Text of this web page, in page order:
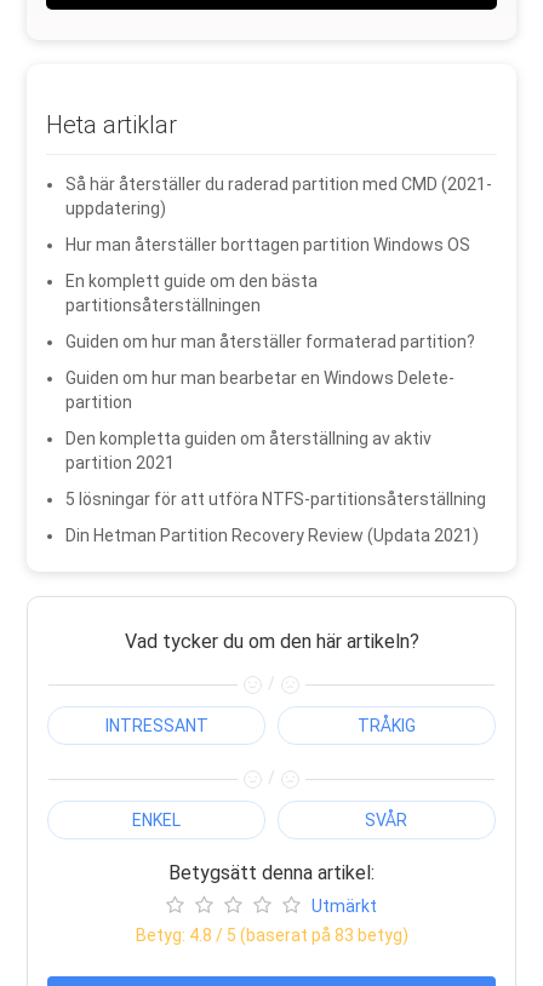
Heta artiklar
Så här återställer du raderad partition med CMD (2021-
uppdatering)
Hur man återställer borttagen partition Windows OS
En komplett guide om den bästa
partitionsåterställningen
Guiden om hur man återställer formaterad partition?
Guiden om hur man bearbetar en Windows Delete-
partition
Den kompletta guiden om återställning av aktiv
partition 2021
5 lösningar för att utföra NTFS-partitionsåterställning
Din Hetman Partition Recovery Review (Updata 2021)
Vad tycker du om den här artikeln?
/
INTRESSANT TRÅKIG
/
ENKEL SVÅR
Betygsätt denna artikel:
Utmärkt
Betyg: 4.8 / 5 (baserat på 83 betyg)